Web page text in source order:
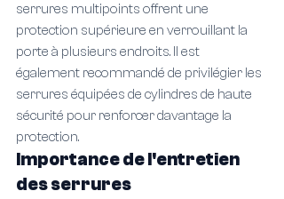
serrures multipoints offrent une
protection supérieure en verrouillant la
porte à plusieurs endroits. Il est
également recommandé de privilégier les
serrures équipées de cylindres de haute
sécurité pour renforcer davantage la
protection.
Importance de l'entretien
des serrures